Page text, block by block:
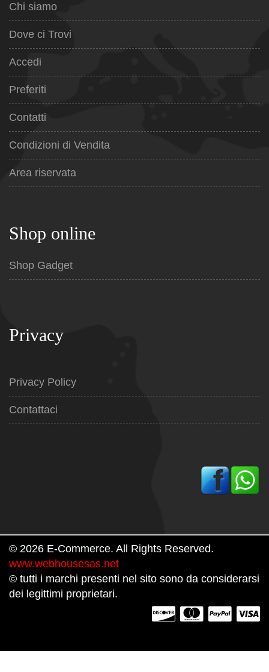
Chi siamo
Dove ci Trovi
Accedi
Preferiti
Contatti
Condizioni di Vendita
Area riservata
Shop online
Shop Gadget
Privacy
Privacy Policy
Contattaci
© 2026 E-Commerce. All Rights Reserved.
www.webhousesas.net
© tutti i marchi presenti nel sito sono da considerarsi
dei legittimi proprietari.